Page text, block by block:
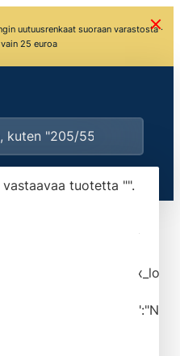
uutuusrenkaat suoraan varastosta ·
25 euroa
vastaavaa tuotetta "".
data-page="1"
start="1" data-